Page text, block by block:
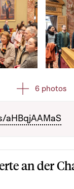
Open
6 photos
an der